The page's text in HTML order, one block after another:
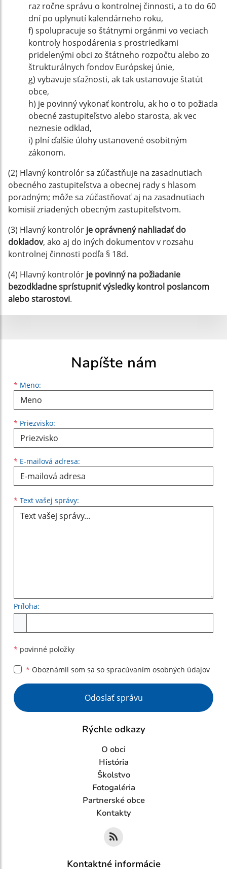
raz ročne správu o kontrolnej činnosti, a to do 60
dní po uplynutí kalendárneho roku,
f) spolupracuje so štátnymi orgánmi vo veciach
kontroly hospodárenia s prostriedkami
pridelenými obci zo štátneho rozpočtu alebo zo
štrukturálnych fondov Európskej únie,
g) vybavuje sťažnosti, ak tak ustanovuje štatút
obce,
h) je povinný vykonať kontrolu, ak ho o to požiada
obecné zastupiteľstvo alebo starosta, ak vec
neznesie odklad,
i) plní ďalšie úlohy ustanovené osobitným
zákonom.
(2) Hlavný kontrolór sa zúčastňuje na zasadnutiach
obecného zastupiteľstva a obecnej rady s hlasom
poradným; môže sa zúčastňovať aj na zasadnutiach
komisií zriadených obecným zastupiteľstvom.
(3) Hlavný kontrolór je oprávnený nahliadať do
dokladov, ako aj do iných dokumentov v rozsahu
kontrolnej činnosti podľa § 18d.
(4) Hlavný kontrolór je povinný na požiadanie
bezodkladne sprístupniť výsledky kontrol poslancom
alebo starostovi.
Napíšte nám
* Meno:
Meno
* Priezvisko:
Priezvisko
* E-mailová adresa:
E-mailová adresa
* Text vašej správy:
Príloha:
* povinné položky
* Oboznámil som sa so spracúvaním osobných údajov
Google reCaptcha Response
Odoslať správu
Rýchle odkazy
O obci
História
Školstvo
Fotogaléria
Partnerské obce
Kontakty
Kontaktné informácie